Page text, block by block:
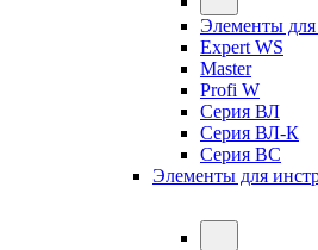
Элементы для
Expert WS
Master
Profi W
Серия ВЛ
Серия ВЛ-К
Серия ВС
Элементы для